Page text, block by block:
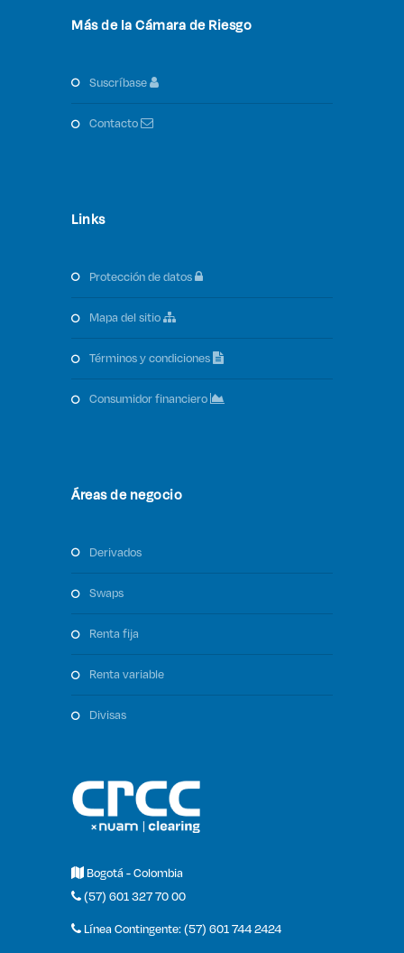
Más de la Cámara de Riesgo
suscríbase
contacto
Links
protección de datos
mapa del sitio
términos y condiciones
consumidor financiero
Áreas de negocio
derivados
swaps
renta fija
renta variable
divisas
Bogotá - Colombia
(57) 601 327 70 00
Línea Contingente: (57) 601 744 2424